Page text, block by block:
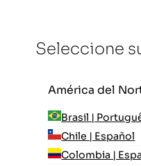
Seleccione
América del
Brasil |
Chile | Español
Colombia |